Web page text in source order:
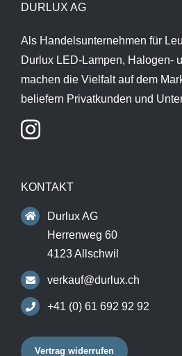
DURLUX AG
Als Handelsunternehmen für
Durlux LED-Lampen, Halogen-
machen die Vielfalt auf dem
beliefern Privatkunden und
KONTAKT
Durlux AG
Herrenweg 60
4123 Allschwil
verkauf@durlux.ch
+41 (0) 61 692 92 92
Vertrag widerrufen